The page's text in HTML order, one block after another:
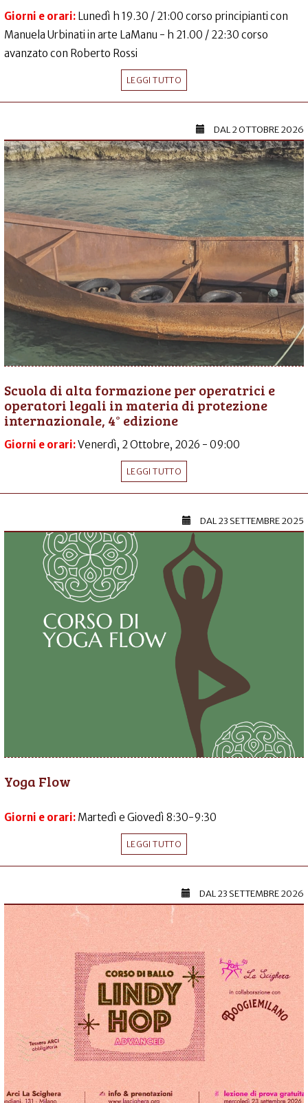
Giorni e orari: Lunedì h 19.30 / 21:00 corso principianti con
Manuela Urbinati in arte LaManu - h 21.00 / 22:30 corso
avanzato con Roberto Rossi
LEGGI TUTTO
DAL2 OTTOBRE 2026
Scuola di alta formazione per operatrici e
operatori legali in materia di protezione
internazionale, 4° edizione
Giorni e orari:Venerdì, 2 Ottobre, 2026 - 09:00
LEGGI TUTTO
DAL23 SETTEMBRE 2025
Yoga Flow
Giorni e orari: Martedì e Giovedì 8:30-9:30
LEGGI TUTTO
DAL23 SETTEMBRE 2026